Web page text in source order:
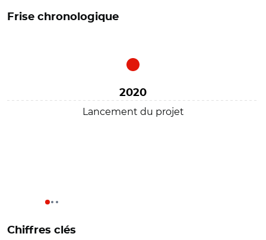
Frise chronologique
2020
Lancement du projet
Chiffres clés